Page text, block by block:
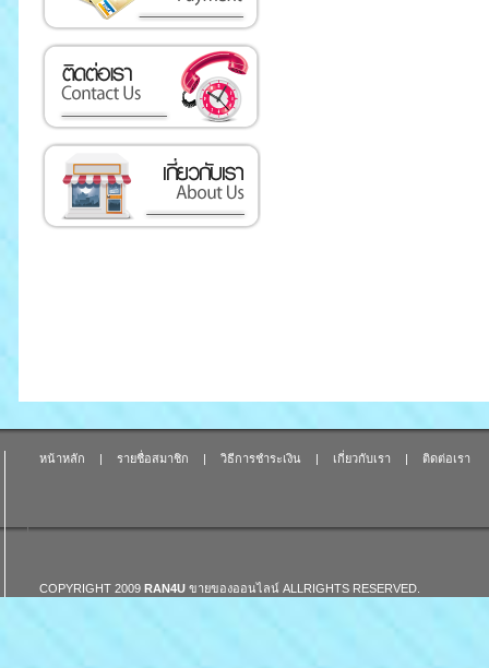
หน้าหลัก | รายชื่อสมาชิก | วิธีการชำระเงิน | เกี่ยวกับเรา | ติดต่อเรา
COPYRIGHT 2009 RAN4U ขายของออนไลน์ ALLRIGHTS RESERVED.